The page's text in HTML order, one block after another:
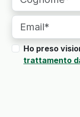
Ho preso
trattamento